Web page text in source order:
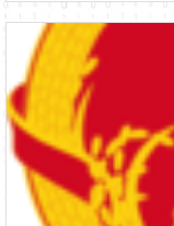
hình mới”; C...